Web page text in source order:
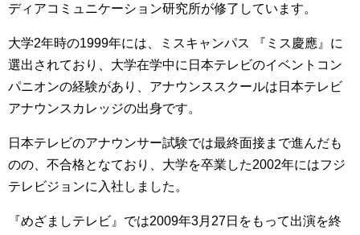
ディアコミュニケーション研究所が修了しています。
大学2年時の1999年には、ミスキャンパス 『ミス慶應』に
選出されており、大学在学中に日本テレビのイベントコン
パニオンの経験があり、アナウンススクールは日本テレビ
アナウンスカレッジの出身です。
日本テレビのアナウンサー試験では最終面接まで進んだも
のの、不合格となており、大学を卒業した2002年にはフジ
テレビジョンに入社しました。
『めざましテレビ』では2009年3月27日をもって出演を終